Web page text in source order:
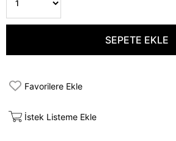
Favorilere Ekle
İstek Listeme Ekle